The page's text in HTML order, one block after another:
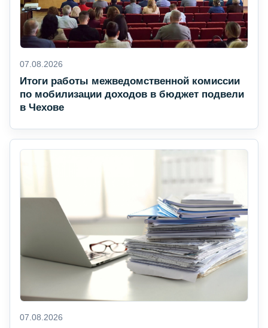
07.08.2026
Итоги работы межведомственной комиссии
по мобилизации доходов в бюджет подвели
в Чехове
07.08.2026